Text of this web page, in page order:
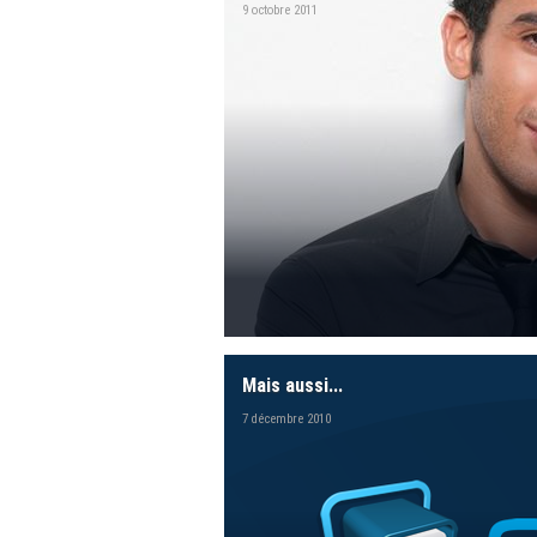
9 octobre 2011
Mais aussi...
7 décembre 2010